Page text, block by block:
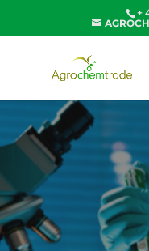
+